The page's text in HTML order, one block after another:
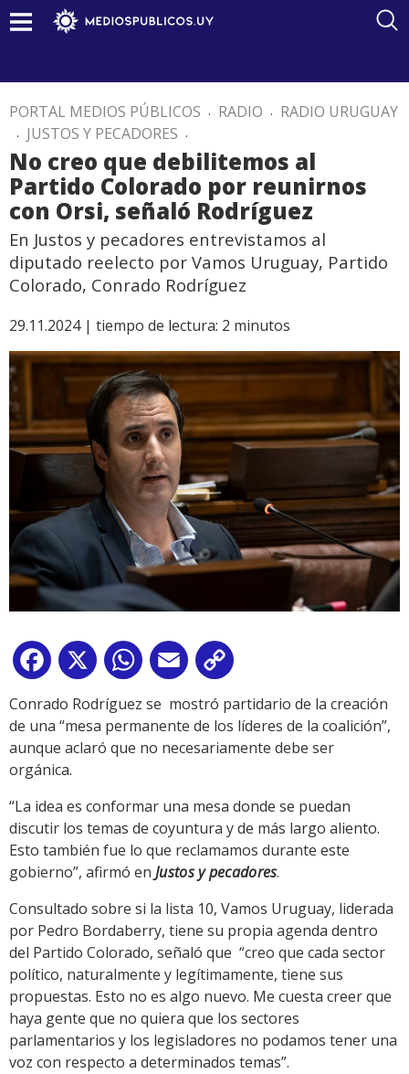
PORTAL MEDIOS PÚBLICOS . RADIO . RADIO URUGUAY
. JUSTOS Y PECADORES .
No creo que debilitemos al
Partido Colorado por reunirnos
con Orsi, señaló Rodríguez
En Justos y pecadores entrevistamos al
diputado reelecto por Vamos Uruguay, Partido
Colorado, Conrado Rodríguez
29.11.2024 | tiempo de lectura: 2 minutos
Facebook
X WhatsApp
Email
Link
Conrado Rodríguez se mostró partidario de la creación
de una “mesa permanente de los líderes de la coalición”,
aunque aclaró que no necesariamente debe ser
orgánica.
“La idea es conformar una mesa donde se puedan
discutir los temas de coyuntura y de más largo aliento.
Esto también fue lo que reclamamos durante este
gobierno”, afirmó en Justos y pecadores.
Consultado sobre si la lista 10, Vamos Uruguay, liderada
por Pedro Bordaberry, tiene su propia agenda dentro
del Partido Colorado, señaló que “creo que cada sector
político, naturalmente y legítimamente, tiene sus
propuestas. Esto no es algo nuevo. Me cuesta creer que
haya gente que no quiera que los sectores
parlamentarios y los legisladores no podamos tener una
voz con respecto a determinados temas”.